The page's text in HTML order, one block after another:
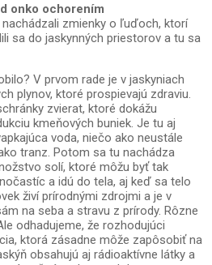
onko ochorením
zmienky o ľuďoch, ktorí
sa do jaskynných priestorov a tu sa
V prvom rade je v jaskyniach
plynov, ktoré prospievajú zdraviu.
zvierat, ktoré dokážu
kmeňových buniek. Je tu aj
voda, niečo ako neustále
tranz. Potom sa tu nachádza
solí, ktoré môžu byť tak
a idú do tela, aj keď sa telo
živí prírodnými zdrojmi a je v
na seba a stravu z prírody. Rôzne
odhadujeme, že rozhodujúci
ktorá zásadne môže zapôsobiť na
obsahujú aj rádioaktívne látky a